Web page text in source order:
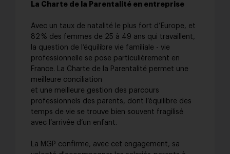
La Charte de la Parentalité en entreprise
Avec un taux de natalité le plus fort d’Europe, et
82 % des femmes de 25 à 49 ans qui travaillent,
la question de l’équilibre vie familiale - vie
professionnelle se pose particulièrement en
France. La Charte de la Parentalité permet une
meilleure conciliation
et une meilleure gestion des parcours
professionnels des parents, dont l’équilibre des
temps de vie se trouve bien souvent fragilisé
avec l’arrivée d’un enfant.
La MGP confirme, avec cet engagement, sa